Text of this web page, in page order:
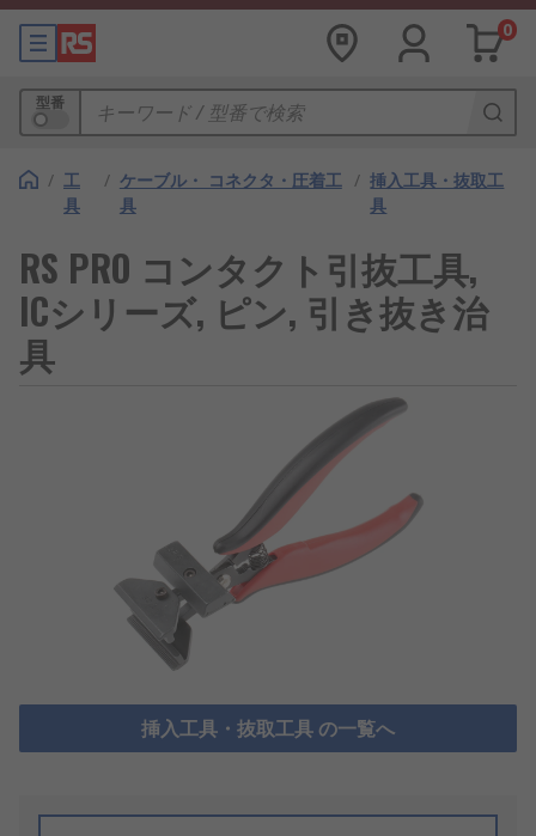
0
型番
/ 工
具
/ ケーブル・ コネクタ・圧着工
具
/ 挿入工具・抜取工
具
RS PRO コンタクト引抜工具,
ICシリーズ, ピン, 引き抜き治
具
挿入工具・抜取工具 の一覧へ